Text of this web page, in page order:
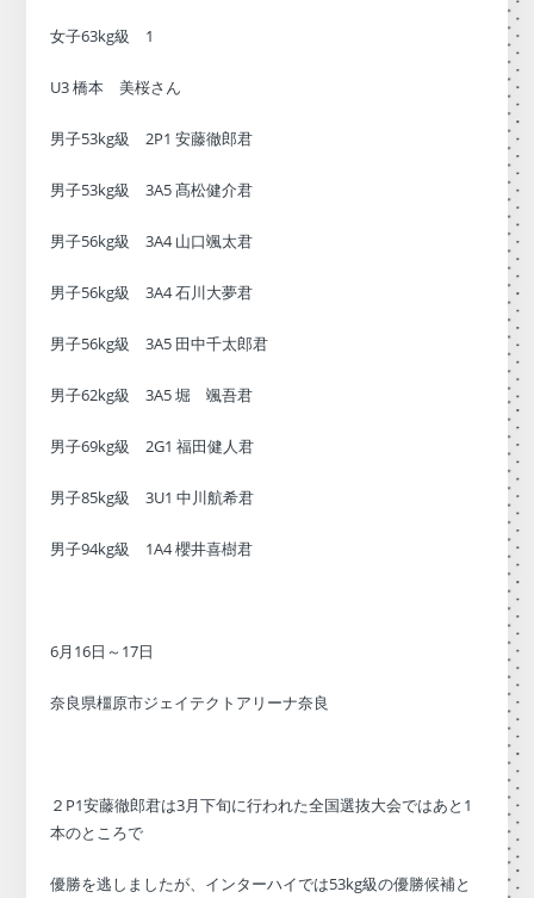
女子63kg級 1
U3 橋本 美桜さん
男子53kg級 2P1 安藤徹郎君
男子53kg級 3A5 髙松健介君
男子56kg級 3A4 山口颯太君
男子56kg級 3A4 石川大夢君
男子56kg級 3A5 田中千太郎君
男子62kg級 3A5 堀 颯吾君
男子69kg級 2G1 福田健人君
男子85kg級 3U1 中川航希君
男子94kg級 1A4 櫻井喜樹君
6月16日～17日
奈良県橿原市ジェイテクトアリーナ奈良
２P1安藤徹郎君は3月下旬に行われた全国選抜大会ではあと1
本のところで
優勝を逃しましたが、インターハイでは53kg級の優勝候補と